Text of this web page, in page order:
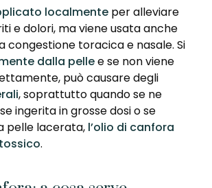
localmente per alleviare
e dolori, ma viene usata anche
congestione toracica e nasale. Si
dalla pellee se non viene
può causare degli
, soprattutto quando se ne
ingerita in grosse dosi o se
pelle lacerata, l’olio di canfora
.